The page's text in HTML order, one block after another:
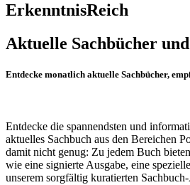
ErkenntnisReich
Aktuelle Sachbücher
Entdecke monatlich aktuelle Sachbücher,
Entdecke die spannendsten und
aktuelles Sachbuch aus den Bereichen
damit nicht genug: Zu jedem Buch
wie eine signierte Ausgabe, eine
unserem sorgfältig kuratierten